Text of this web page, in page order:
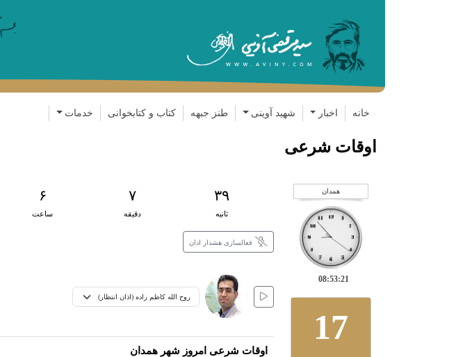
خانه اخبار شهید آوینی طنز جبهه کتاب و کتابخوانی خدمات
اوقات شرعی
همدان
08:53:22
17
۶
ساعت
۷
دقیقه
۳۸
ثانیه
فعالسازی هشدار اذان
اوقات شرعی امروز شهر همدان